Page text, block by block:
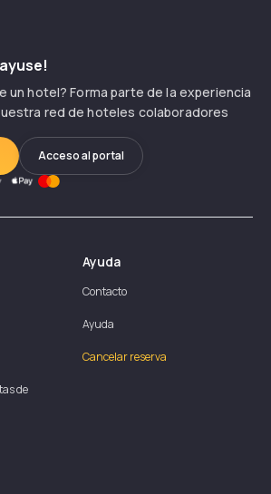
un hotel? Forma parte de la experiencia
red de hoteles colaboradores
Acceso al portal
de
Ayuda
Contacto
Ayuda
Cancelar reserva